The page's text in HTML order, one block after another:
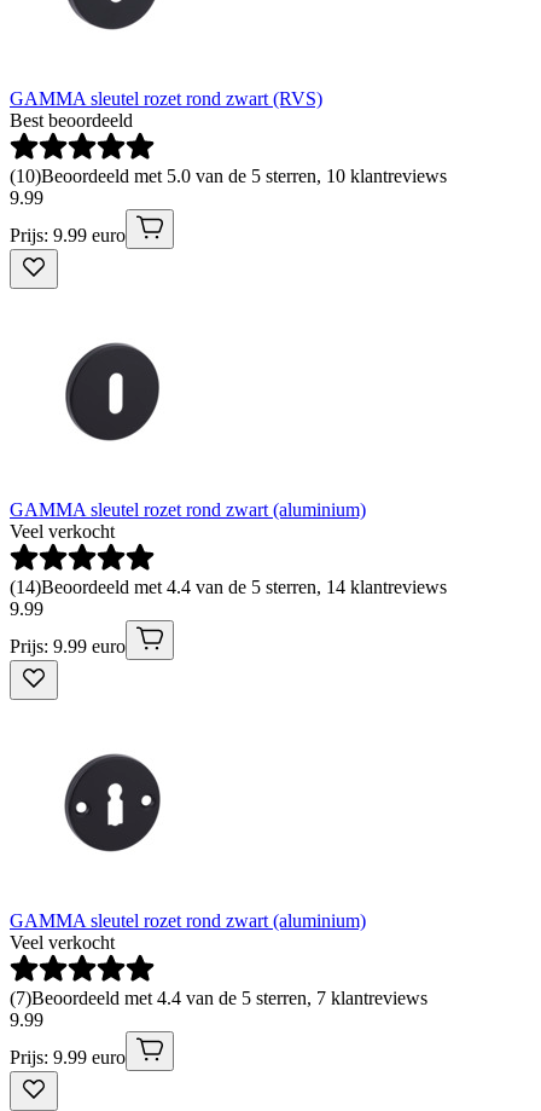
GAMMA sleutel rozet rond zwart (RVS)
Best beoordeeld
(10)Beoordeeld met 5.0 van de 5 sterren, 10 klantreviews
9.99
Prijs: 9.99 euro
GAMMA sleutel rozet rond zwart (aluminium)
Veel verkocht
(14)Beoordeeld met 4.4 van de 5 sterren, 14 klantreviews
9.99
Prijs: 9.99 euro
GAMMA sleutel rozet rond zwart (aluminium)
Veel verkocht
(7)Beoordeeld met 4.4 van de 5 sterren, 7 klantreviews
9.99
Prijs: 9.99 euro